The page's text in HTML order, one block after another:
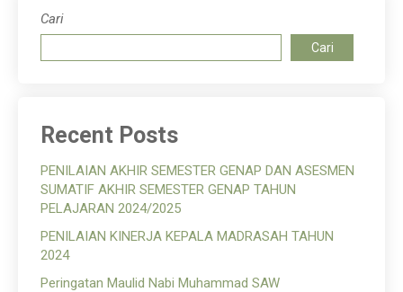
Cari
Cari
Recent Posts
PENILAIAN AKHIR SEMESTER GENAP DAN ASESMEN
SUMATIF AKHIR SEMESTER GENAP TAHUN
PELAJARAN 2024/2025
PENILAIAN KINERJA KEPALA MADRASAH TAHUN
2024
Peringatan Maulid Nabi Muhammad SAW